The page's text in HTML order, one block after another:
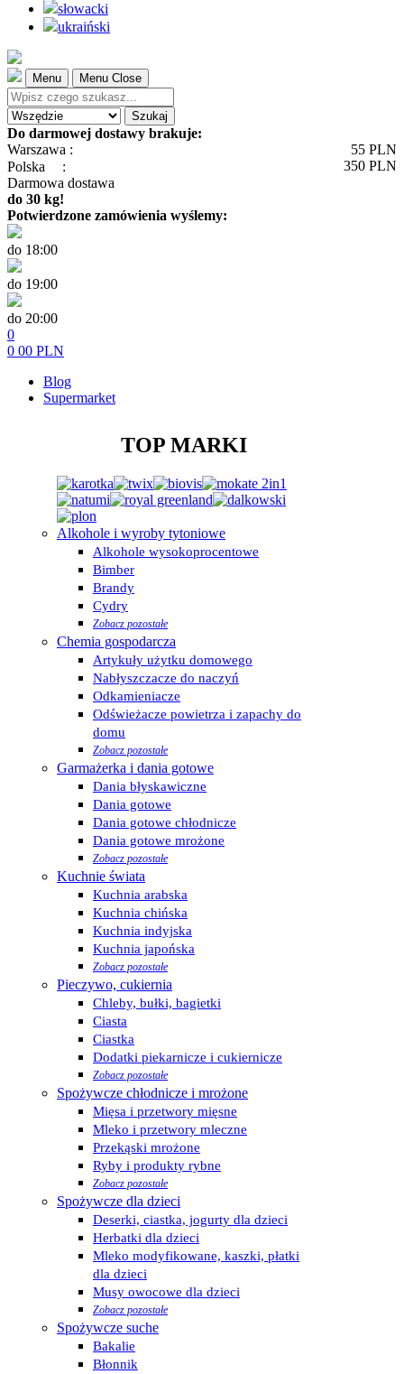
słowacki
ukraiński
Menu Menu Close
Szukaj
Do darmowej dostawy brakuje:
Warszawa :
55 PLN
Polska
: 350 PLN
Darmowa dostawa
do 30 kg!
Potwierdzone zamówienia wyślemy:
do 18:00
do 19:00
do 20:00
0
0 00 PLN
Blog
Supermarket
TOP MARKI
Alkohole i wyroby tytoniowe
Alkohole wysokoprocentowe
Bimber
Brandy
Cydry
Zobacz pozostałe
Chemia gospodarcza
Artykuły użytku domowego
Nabłyszczacze do naczyń
Odkamieniacze
Odświeżacze powietrza i zapachy do
domu
Zobacz pozostałe
Garmażerka i dania gotowe
Dania błyskawiczne
Dania gotowe
Dania gotowe chłodnicze
Dania gotowe mrożone
Zobacz pozostałe
Kuchnie świata
Kuchnia arabska
Kuchnia chińska
Kuchnia indyjska
Kuchnia japońska
Zobacz pozostałe
Pieczywo, cukiernia
Chleby, bułki, bagietki
Ciasta
Ciastka
Dodatki piekarnicze i cukiernicze
Zobacz pozostałe
Spożywcze chłodnicze i mrożone
Mięsa i przetwory mięsne
Mleko i przetwory mleczne
Przekąski mrożone
Ryby i produkty rybne
Zobacz pozostałe
Spożywcze dla dzieci
Deserki, ciastka, jogurty dla dzieci
Herbatki dla dzieci
Mleko modyfikowane, kaszki, płatki
dla dzieci
Musy owocowe dla dzieci
Zobacz pozostałe
Spożywcze suche
Bakalie
Błonnik